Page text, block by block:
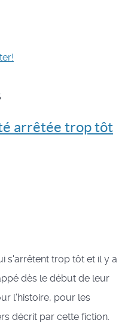
arrêtée trop tôt
s'arrêtent trop tôt et il y a
dès le début de leur
l'histoire, pour les
décrit par cette fiction.